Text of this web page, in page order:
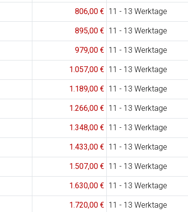
806,00 € 11 - 13 Werktage
895,00 € 11 - 13 Werktage
979,00 € 11 - 13 Werktage
1.057,00 € 11 - 13 Werktage
1.189,00 € 11 - 13 Werktage
1.266,00 € 11 - 13 Werktage
1.348,00 € 11 - 13 Werktage
1.433,00 € 11 - 13 Werktage
1.507,00 € 11 - 13 Werktage
1.630,00 € 11 - 13 Werktage
1.720,00 € 11 - 13 Werktage